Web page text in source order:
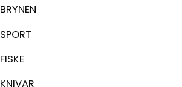
BRYNEN
SPORT
FISKE
KNIVAR